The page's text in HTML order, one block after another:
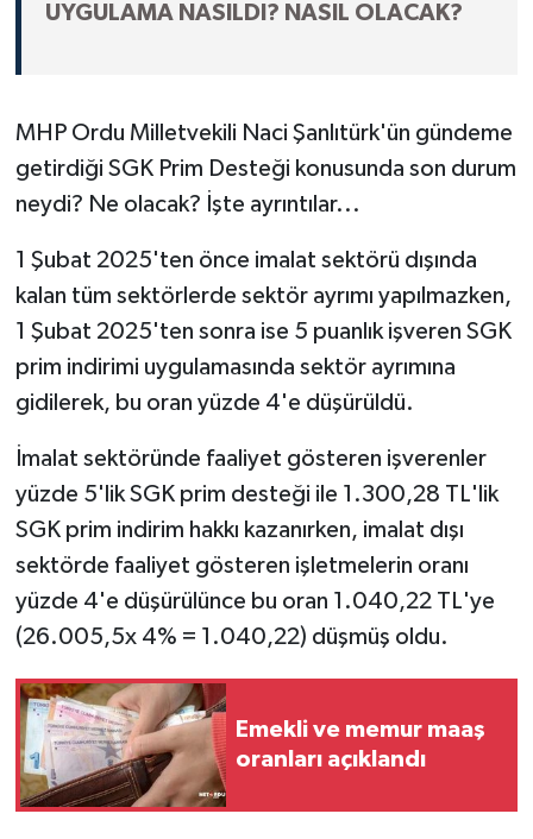
UYGULAMA NASILDI? NASIL OLACAK?
MHP Ordu Milletvekili Naci Şanlıtürk'ün gündeme
getirdiği SGK Prim Desteği konusunda son durum
neydi? Ne olacak? İşte ayrıntılar...
1 Şubat 2025'ten önce imalat sektörü dışında
kalan tüm sektörlerde sektör ayrımı yapılmazken,
1 Şubat 2025'ten sonra ise 5 puanlık işveren SGK
prim indirimi uygulamasında sektör ayrımına
gidilerek, bu oran yüzde 4'e düşürüldü.
İmalat sektöründe faaliyet gösteren işverenler
yüzde 5'lik SGK prim desteği ile 1.300,28 TL'lik
SGK prim indirim hakkı kazanırken, imalat dışı
sektörde faaliyet gösteren işletmelerin oranı
yüzde 4'e düşürülünce bu oran 1.040,22 TL'ye
(26.005,5x 4% = 1.040,22) düşmüş oldu.
Emekli ve memur maaş
oranları açıklandı